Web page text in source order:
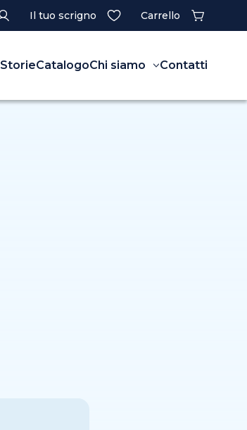
Il tuo scrigno Carrello
StorieCatalogoChi siamo Contatti